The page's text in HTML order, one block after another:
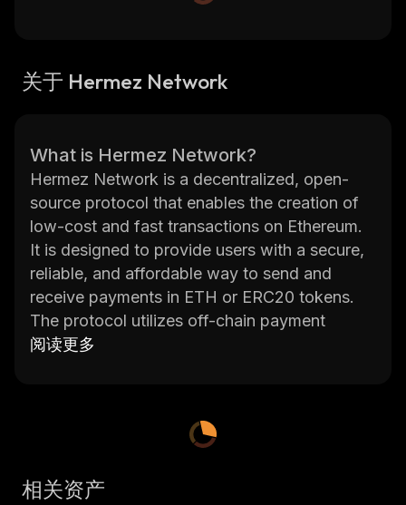
关于 Hermez Network
What is Hermez Network?
Hermez Network is a decentralized, open-
source protocol that enables the creation of
low-cost and fast transactions on Ethereum.
It is designed to provide users with a secure,
reliable, and affordable way to send and
receive payments in ETH or ERC20 tokens.
The protocol utilizes off-chain payment
channels to enable near instant transactions
Ethereum blockchain and uses an innovative
阅读更多
相关资产